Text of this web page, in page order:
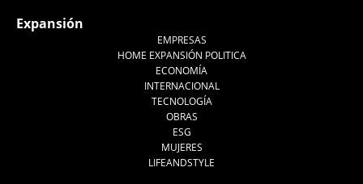
Expansión
EMPRESAS
HOME EXPANSIÓN POLITICA
ECONOMÍA
INTERNACIONAL
TECNOLOGÍA
OBRAS
ESG
MUJERES
LIFEANDSTYLE